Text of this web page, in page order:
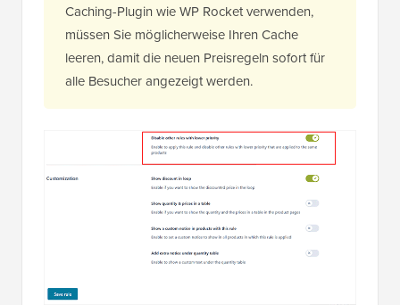
Caching-Plugin wie WP Rocket verwenden,
müssen Sie möglicherweise Ihren Cache
leeren, damit die neuen Preisregeln sofort für
alle Besucher angezeigt werden.